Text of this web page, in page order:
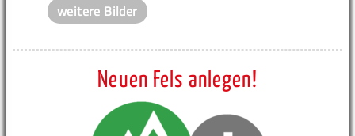
weitere Bilder
Neuen Fels anlegen!